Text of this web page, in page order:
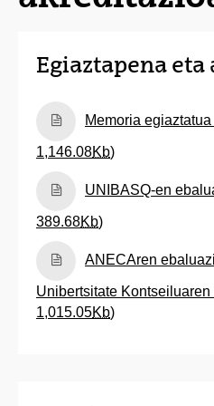
Egiaztapena
(Beste leiho bat
Memoria
1,146.08Kb)
(Beste leiho bat
UNIBASQ-en
389.68Kb)
(Beste leiho bat
ANECAren
Unibertsitate
1,015.05Kb)